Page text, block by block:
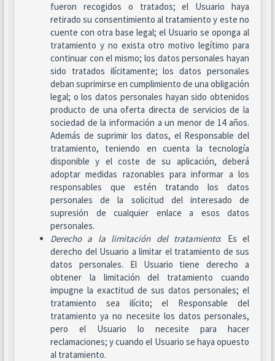
fueron recogidos o tratados; el Usuario haya
retirado su consentimiento al tratamiento y este no
cuente con otra base legal; el Usuario se oponga al
tratamiento y no exista otro motivo legítimo para
continuar con el mismo; los datos personales hayan
sido tratados ilícitamente; los datos personales
deban suprimirse en cumplimiento de una obligación
legal; o los datos personales hayan sido obtenidos
producto de una oferta directa de servicios de la
sociedad de la información a un menor de 14 años.
Además de suprimir los datos, el Responsable del
tratamiento, teniendo en cuenta la tecnología
disponible y el coste de su aplicación, deberá
adoptar medidas razonables para informar a los
responsables que estén tratando los datos
personales de la solicitud del interesado de
supresión de cualquier enlace a esos datos
personales.
Derecho a la limitación del tratamiento: Es el
derecho del Usuario a limitar el tratamiento de sus
datos personales. El Usuario tiene derecho a
obtener la limitación del tratamiento cuando
impugne la exactitud de sus datos personales; el
tratamiento sea ilícito; el Responsable del
tratamiento ya no necesite los datos personales,
pero el Usuario lo necesite para hacer
reclamaciones; y cuando el Usuario se haya opuesto
al tratamiento.